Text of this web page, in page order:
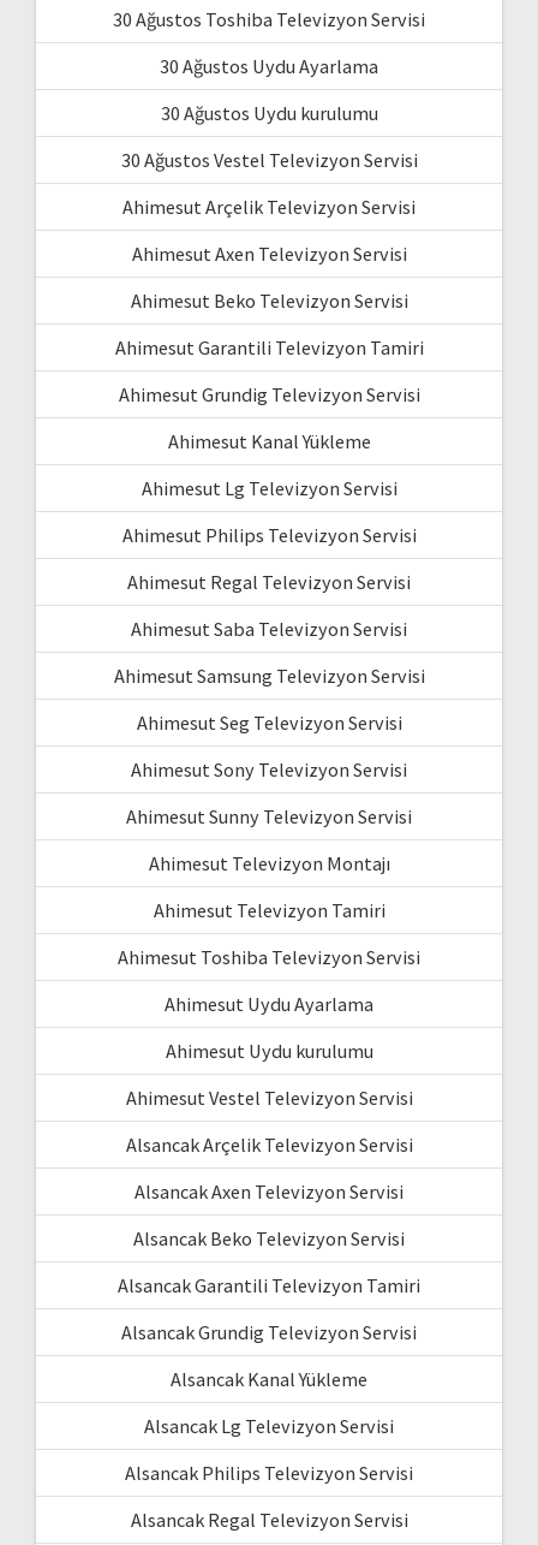
30 Ağustos Toshiba Televizyon Servisi
30 Ağustos Uydu Ayarlama
30 Ağustos Uydu kurulumu
30 Ağustos Vestel Televizyon Servisi
Ahimesut Arçelik Televizyon Servisi
Ahimesut Axen Televizyon Servisi
Ahimesut Beko Televizyon Servisi
Ahimesut Garantili Televizyon Tamiri
Ahimesut Grundig Televizyon Servisi
Ahimesut Kanal Yükleme
Ahimesut Lg Televizyon Servisi
Ahimesut Philips Televizyon Servisi
Ahimesut Regal Televizyon Servisi
Ahimesut Saba Televizyon Servisi
Ahimesut Samsung Televizyon Servisi
Ahimesut Seg Televizyon Servisi
Ahimesut Sony Televizyon Servisi
Ahimesut Sunny Televizyon Servisi
Ahimesut Televizyon Montajı
Ahimesut Televizyon Tamiri
Ahimesut Toshiba Televizyon Servisi
Ahimesut Uydu Ayarlama
Ahimesut Uydu kurulumu
Ahimesut Vestel Televizyon Servisi
Alsancak Arçelik Televizyon Servisi
Alsancak Axen Televizyon Servisi
Alsancak Beko Televizyon Servisi
Alsancak Garantili Televizyon Tamiri
Alsancak Grundig Televizyon Servisi
Alsancak Kanal Yükleme
Alsancak Lg Televizyon Servisi
Alsancak Philips Televizyon Servisi
Alsancak Regal Televizyon Servisi